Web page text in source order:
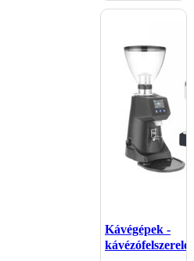
Kávégépek -
kávézófelszerelés